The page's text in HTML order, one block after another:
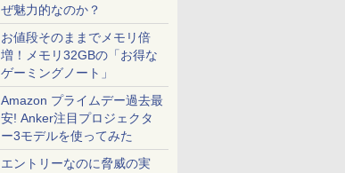
ぜ魅力的なのか？
お値段そのままでメモリ倍
増！メモリ32GBの「お得な
ゲーミングノート」
Amazon プライムデー過去最
安! Anker注目プロジェクタ
ー3モデルを使ってみた
エントリーなのに脅威の実